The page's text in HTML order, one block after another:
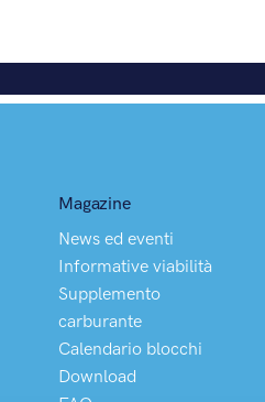
Magazine
News ed eventi
Informative viabilità
Supplemento
carburante
Calendario blocchi
Download